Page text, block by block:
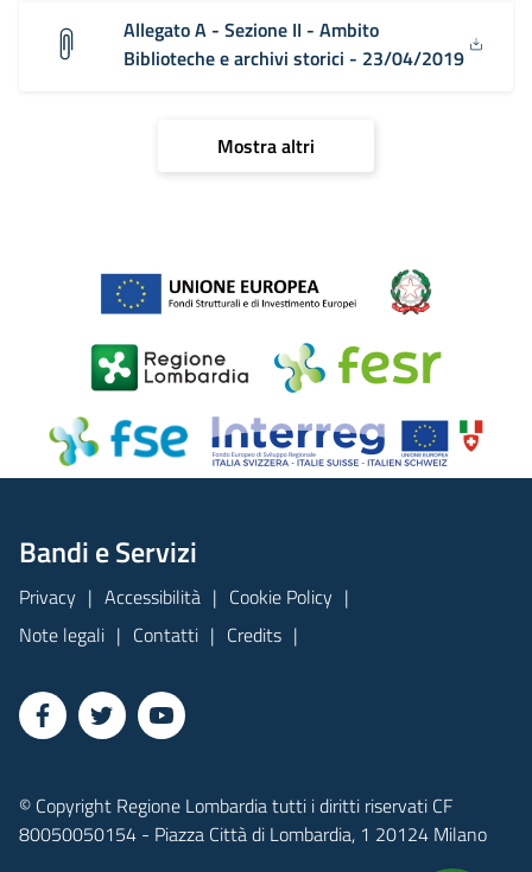
Allegato A - Sezione II - Ambito
Biblioteche e archivi storici - 23/04/2019
Mostra altri
Bandi e Servizi
Privacy Accessibilità
Cookie Policy
Note legali
Contatti Credits
© Copyright Regione Lombardia tutti i diritti riservati CF
80050050154 - Piazza Città di Lombardia, 1 20124 Milano